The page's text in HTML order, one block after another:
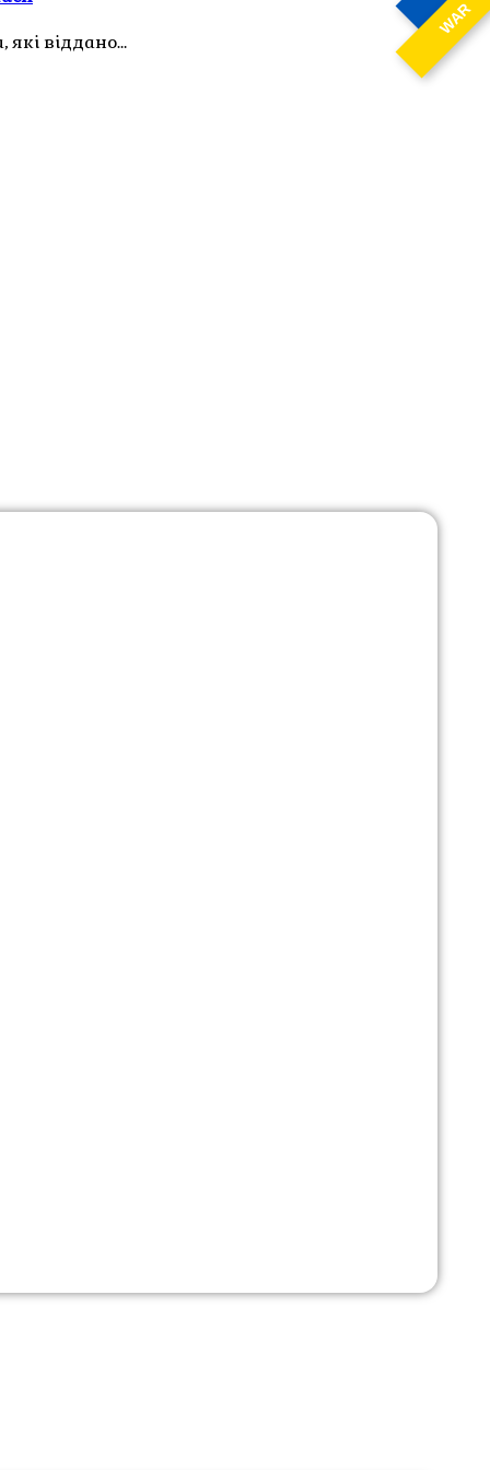
WAR
які віддано…